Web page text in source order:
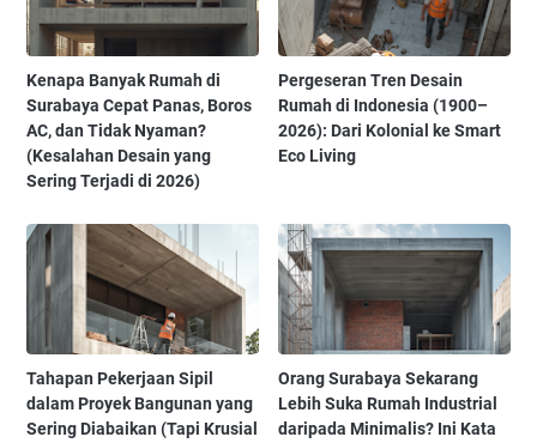
Kenapa Banyak Rumah di
Surabaya Cepat Panas, Boros
AC, dan Tidak Nyaman?
(Kesalahan Desain yang
Sering Terjadi di 2026)
Pergeseran Tren Desain
Rumah di Indonesia (1900–
2026): Dari Kolonial ke Smart
Eco Living
Tahapan Pekerjaan Sipil
dalam Proyek Bangunan yang
Sering Diabaikan (Tapi Krusial
Orang Surabaya Sekarang
Lebih Suka Rumah Industrial
daripada Minimalis? Ini Kata